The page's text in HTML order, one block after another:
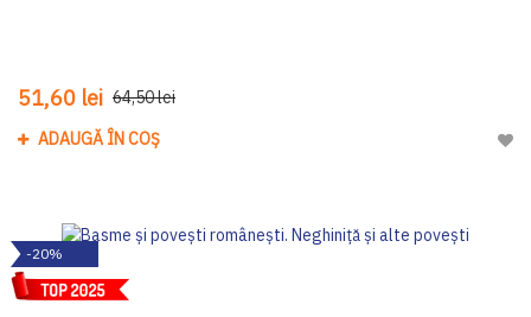
51,60 lei 64,50 lei
ADAUGĂ ÎN COȘ
-20%